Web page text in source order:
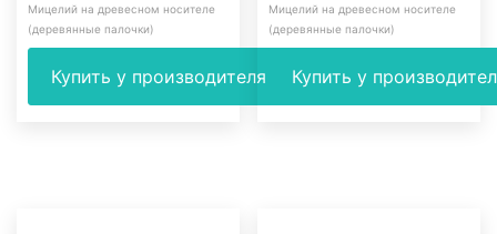
Мицелий на древесном носителе
(деревянные палочки)
Купить у производителя
Мицелий на древесном носителе
(деревянные палочки)
Купить у